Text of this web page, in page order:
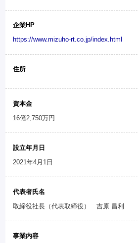
企業HP
https://www.mizuho-rt.co.jp/index.html
住所
資本金
16億2,750万円
設立年月日
2021年4月1日
代表者氏名
取締役社長（代表取締役） 吉原 昌利
事業内容